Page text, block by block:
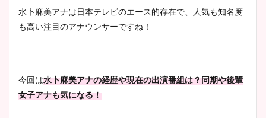
水卜麻美アナは日本テレビのエース的存在で、人気も知名度
も高い注目のアナウンサーですね！
今回は水卜麻美アナの経歴や現在の出演番組は？同期や後輩
女子アナも気になる！